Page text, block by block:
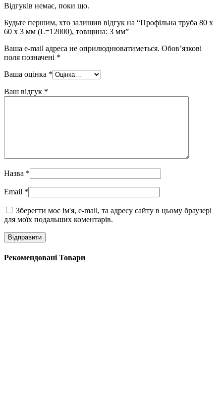
Відгуків немає, поки що.
Будьте першим, хто залишив відгук на “Профільна труба 80 x
60 x 3 мм (L=12000), товщина: 3 мм”
Ваша e-mail адреса не оприлюднюватиметься. Обов’язкові
поля позначені *
Ваша оцінка *
Ваш відгук *
Назва *
Email *
Зберегти моє ім'я, e-mail, та адресу сайту в цьому браузері
для моїх подальших коментарів.
Рекомендовані Товари